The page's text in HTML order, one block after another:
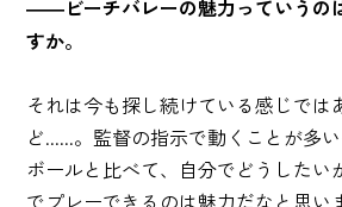
――ビーチバレーの魅力っていうの
すか。
それは今も探し続けている感じでは
ど......。監督の指示で動くことが多
ボールと比べて、自分でどうしたい